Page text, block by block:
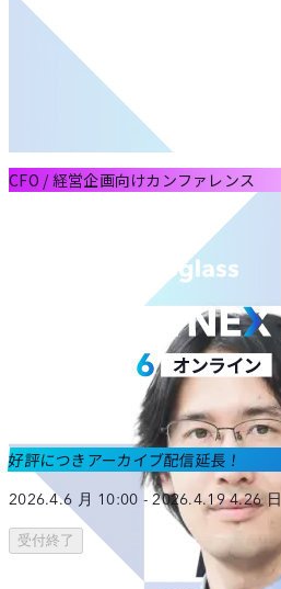
CFO / 経営企画向けカンファレンス
好評につきアーカイブ配信延長！
2026.4.6 月 10:00 - 2026.4.194.26 日
受付終了